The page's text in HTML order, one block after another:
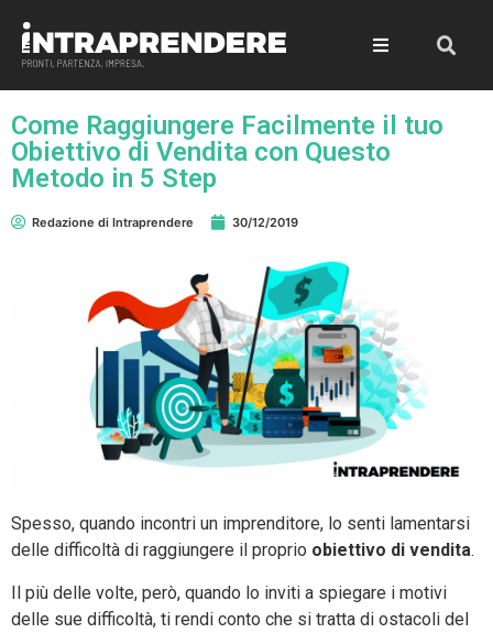
Come Raggiungere Facilmente il tuo
Obiettivo di Vendita con Questo
Metodo in 5 Step
Redazione di Intraprendere 30/12/2019
Spesso, quando incontri un imprenditore, lo senti lamentarsi
delle difficoltà di raggiungere il proprio obiettivo di vendita.
Il più delle volte, però, quando lo inviti a spiegare i motivi
delle sue difficoltà, ti rendi conto che si tratta di ostacoli del